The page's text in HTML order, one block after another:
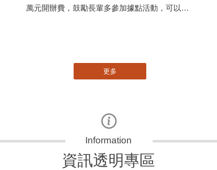
萬元開辦費，鼓勵長輩多參加據點活動，可以更
更多
資訊透明專區